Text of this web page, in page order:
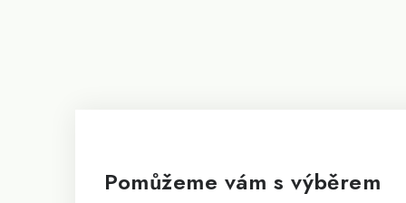
Pomůžeme vám s výběrem